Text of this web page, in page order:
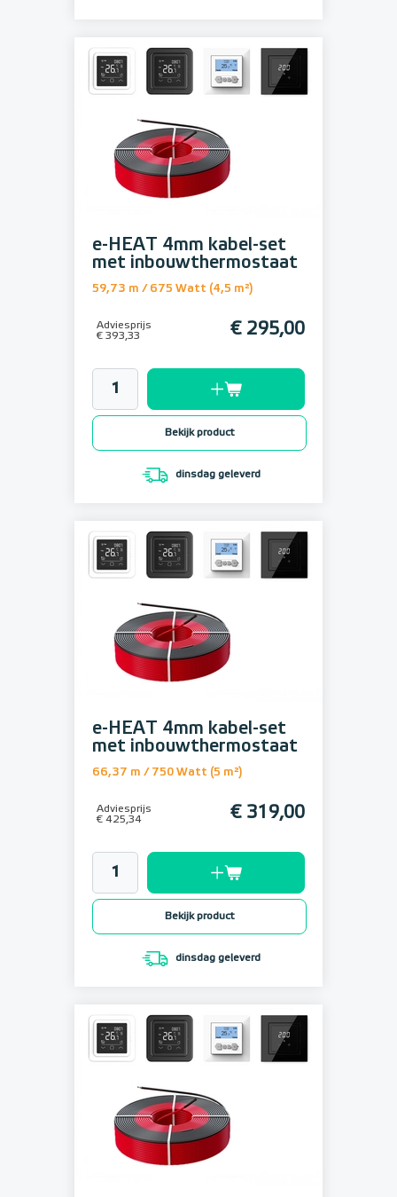
e-HEAT 4mm kabel-set
met inbouwthermostaat
59,73 m / 675 Watt (4,5 m²)
Adviesprijs
€ 393,33
€ 295,00
Bekijk product
dinsdag geleverd
e-HEAT 4mm kabel-set
met inbouwthermostaat
66,37 m / 750 Watt (5 m²)
Adviesprijs
€ 425,34
€ 319,00
Bekijk product
dinsdag geleverd